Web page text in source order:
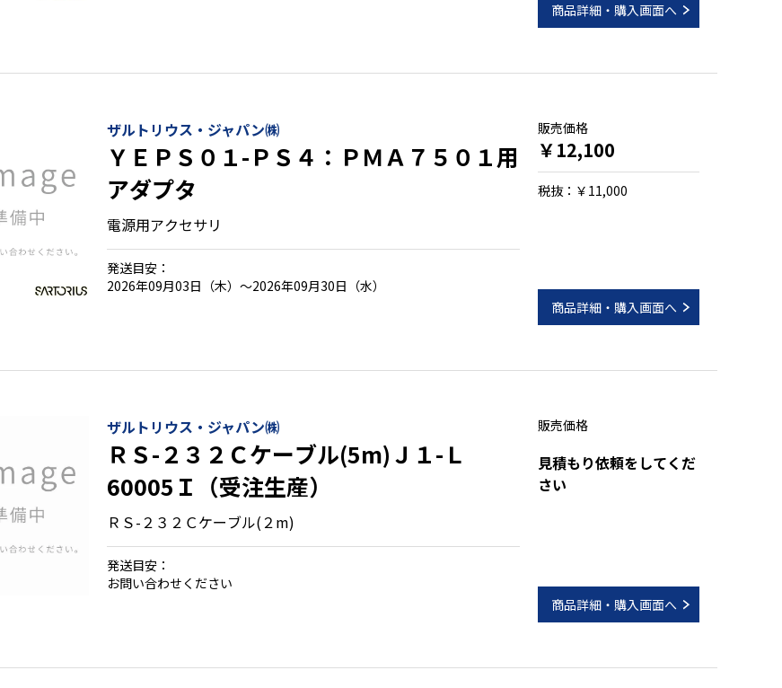
商品詳細・購入画面へ
ザルトリウス・ジャパン㈱
ＹＥＰＳ０１-ＰＳ４：ＰＭＡ７５０１用
アダプタ
電源用アクセサリ
発送目安：
2026年09月03日（木）～2026年09月30日（水）
販売価格
￥12,100
税抜：￥11,000
商品詳細・購入画面へ
ザルトリウス・ジャパン㈱
ＲＳ-２３２Ｃケーブル(5m)Ｊ１-Ｌ
60005Ｉ（受注生産）
ＲＳ-２３２Ｃケーブル(２m)
発送目安：
お問い合わせください
販売価格
見積もり依頼をしてくだ
さい
商品詳細・購入画面へ